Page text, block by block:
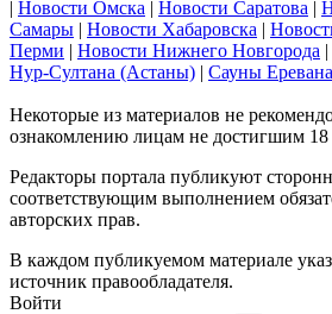
| Новости Омска | Новости Саратова |
Самары | Новости Хабаровска |
Перми | Новости Нижнего Новгорода |
Нур-Султана (Астаны) | Сауны Еревана
Некоторые из материалов не
ознакомлению лицам не достигшим 18
Редакторы портала публикуют
соответствующим выполнением
авторских прав.
В каждом публикуемом материале
источник правообладателя.
Войти